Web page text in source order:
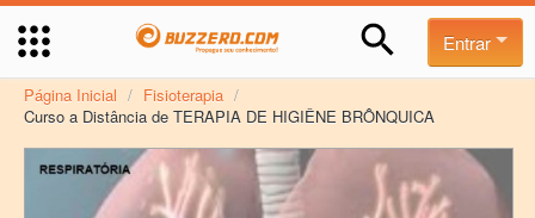
Entrar
Página Inicial / Fisioterapia /
Curso a Distância de TERAPIA DE HIGIÊNE BRÔNQUICA